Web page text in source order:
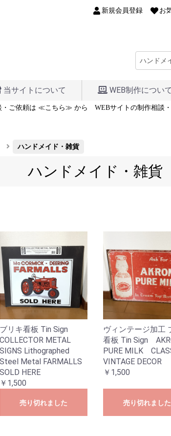
新規会員登録 お
当サイトについて WEB制作について
・ご依頼は ≪こちら≫ から WEBサイトの制作相談
ハンドメイド・雑貨
ハンドメイド・雑貨
ブリキ看板 Tin Sign
COLLECTOR METAL
SIGNS Lithographed
Steel Metal FARMALLS
SOLD HERE
￥1,500
売り切れました
ヴィンテージ加工
看板 Tin Sign
PURE MILK
VINTAGE DECOR
￥1,500
売り切れました